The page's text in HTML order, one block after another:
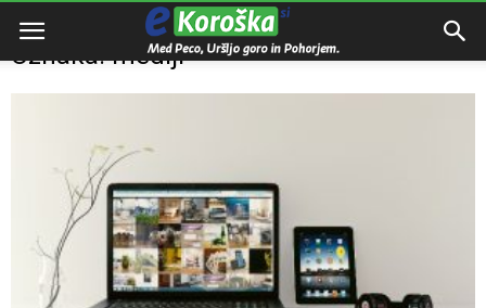
Domov Mediji
Oznaka: mediji